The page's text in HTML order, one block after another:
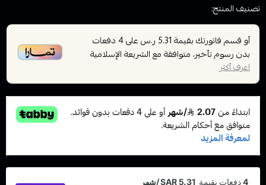
تصنيف المنتج:
أو قسم فاتورتك بقيمة 5.31 ر.س على4 دفعات
بدون رسوم تأخير، متوافقة مع الشريعة الإسلامية
اعرف أكثر